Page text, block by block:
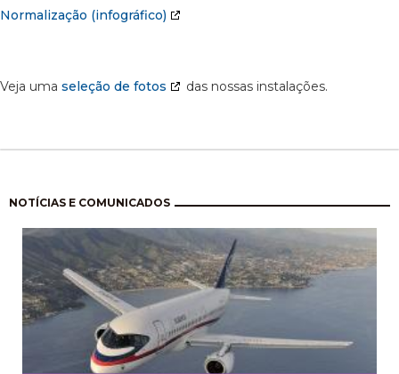
Normalização (infográfico)
Veja uma seleção de fotos das nossas instalações.
NOTÍCIAS E COMUNICADOS
Pagination